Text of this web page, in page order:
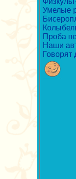
Умелые
Проба
Наши
Говорят